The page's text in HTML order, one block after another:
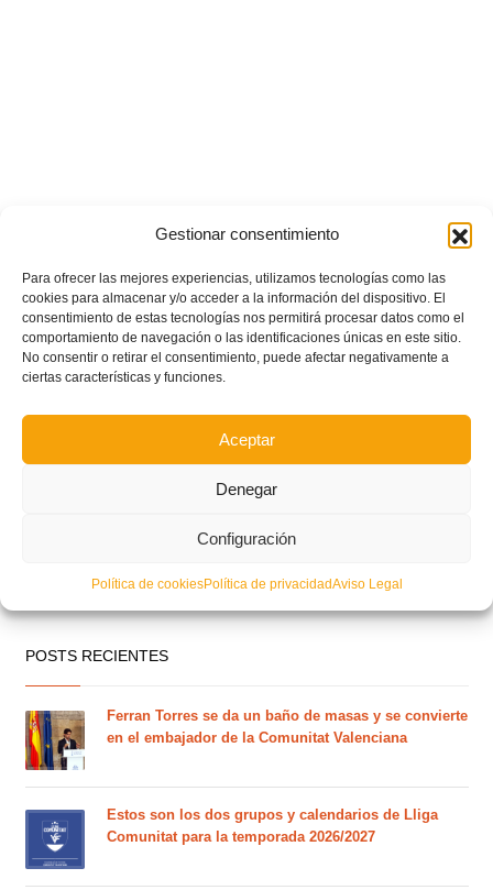
Gestionar consentimiento
Para ofrecer las mejores experiencias, utilizamos tecnologías como las
cookies para almacenar y/o acceder a la información del dispositivo. El
consentimiento de estas tecnologías nos permitirá procesar datos como el
comportamiento de navegación o las identificaciones únicas en este sitio.
No consentir o retirar el consentimiento, puede afectar negativamente a
ciertas características y funciones.
Aceptar
Denegar
Configuración
Política de cookiesPolítica de privacidadAviso Legal
POSTS RECIENTES
Ferran Torres se da un baño de masas y se convierte
en el embajador de la Comunitat Valenciana
Estos son los dos grupos y calendarios de Lliga
Comunitat para la temporada 2026/2027